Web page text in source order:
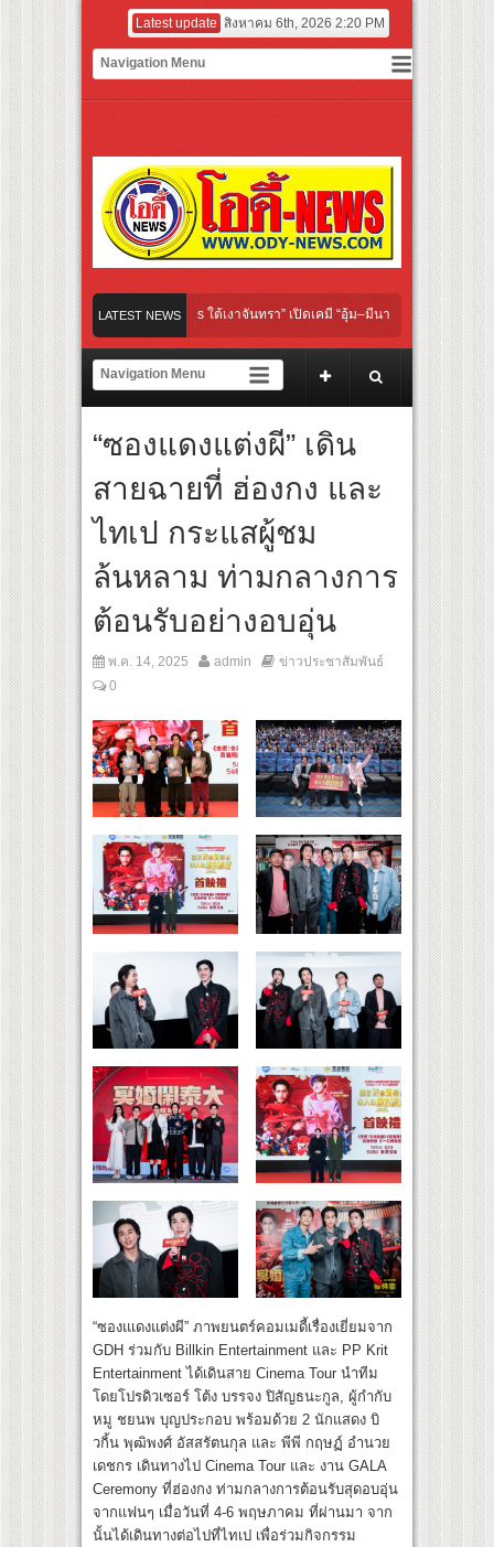
Latest update สิงหาคม 6th, 2026 2:20 PM
LATEST NEWS
“Under Her Rules ใต้เงาจันทรา” เปิดเคมี “อุ้ม–มีนา” ประกบคู่ครั้งสำคัญ ชวนแฟ
“เลิกอาย เลิกเงียบ เลิกชะล่าใจ” เรื่อง HPV ในแคมเปญ “HPV ไม่เป็นไร…ไม่ได้”
ยงเชียร์ สู่ทีมชาติไทย ชวนแฟนลูกยางใกล้ชิดนักตบสาวทีมชาติไทย 15 ส.ค.นี้
าผนังระดับโลก “ปู่ม่านย่าม่าน” เรียนรู้นวัตกรรมผักเชียงดาใน “หอมแผ่นดินฯ”
ร์มยักษ์ ‘คุณยายวรนาฏ’ (INHERIT) เตรียมคายตะขาบหนังไทยในรอบปฐมทัศน์โลก
สุดชีวิต โกนหัวรับบทแม่ชี นำทีมนักแสดงประชันความสยอง!
“Under Her Rules ใต้เงาจันทรา” เปิดเคมี “อุ้ม–มีนา” ประกบคู่ครั้งสำคัญ ชวนแฟ
“ซองแดงแต่งผี” เดิน
สายฉายที่ ฮ่องกง และ
ไทเป กระแสผู้ชม
ล้นหลาม ท่ามกลางการ
ต้อนรับอย่างอบอุ่น
พ.ค. 14, 2025 admin
ข่าวประชาสัมพันธ์
0
“ซองแเดงแต่งผี” ภาพยนตร์คอมเมดี้เรื่องเยี่ยมจาก
GDH ร่วมกับ Billkin Entertainment และ PP Krit
Entertainment ได้เดินสาย Cinema Tour นำทีม
โดยโปรดิวเซอร์ โต้ง บรรจง ปิสัญธนะกูล, ผู้กำกับ
หมู ชยนพ บุญประกอบ พร้อมด้วย 2 นักแสดง บิ
วกิ้น พุฒิพงศ์ อัสสรัตนกุล และ พีพี กฤษฏ์ อำนวย
เดชกร เดินทางไป Cinema Tour และ งาน GALA
Ceremony ที่ฮ่องกง ท่ามกลางการต้อนรับสุดอบอุ่น
จากแฟนๆ เมื่อวันที่ 4-6 พฤษภาคม ที่ผ่านมา จาก
นั้นได้เดินทางต่อไปที่ไทเป เพื่อร่วมกิจกรรม